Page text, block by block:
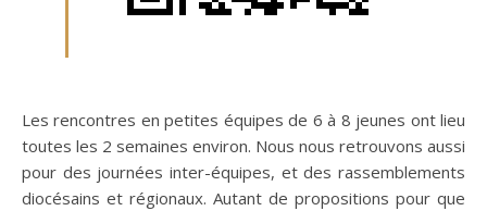
Les rencontres en petites équipes de 6 à 8 jeunes ont lieu
toutes les 2 semaines environ. Nous nous retrouvons aussi
pour des journées inter-équipes, et des rassemblements
diocésains et régionaux. Autant de propositions pour que